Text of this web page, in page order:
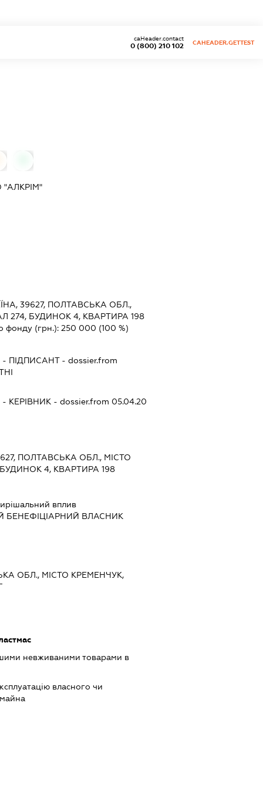
0 (800) 210 102
caHeader.contact
CAHEADER.GETTEST
39627, ПОЛТАВСЬКА ОБЛ.,
274, БУДИНОК 4, КВАРТИРА 198
фонду (грн.):250 000 (100 %)
- ПІДПИСАНТ- dossier.from
- КЕРІВНИК - dossier.from 05.04.20
ПОЛТАВСЬКА ОБЛ., МІСТО
4, КВАРТИРА 198
вплив
БЕНЕФІЦІАРНИЙ ВЛАСНИК
ОБЛ., МІСТО КРЕМЕНЧУК,
невживаними товарами в
власного чи